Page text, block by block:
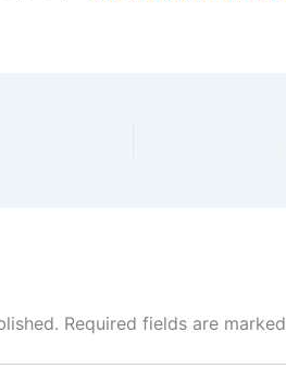
Required fields are marked